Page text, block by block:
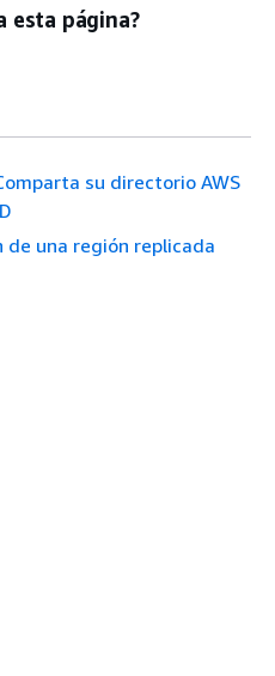
esta página?
su directorio AWS
de una región replicada